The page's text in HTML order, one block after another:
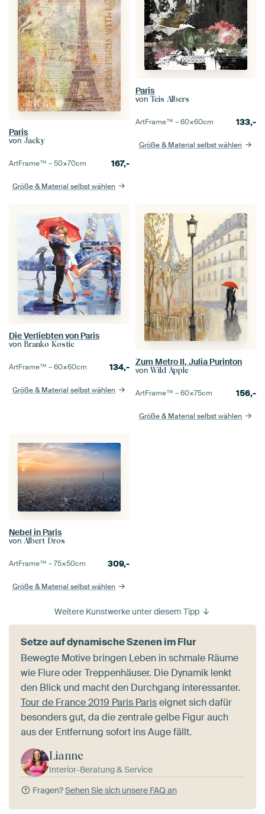
Paris
von Jacky
ArtFrame™ –50×70cm 167,-
Größe & Material selbst wählen
Paris
von Teis Albers
ArtFrame™ –60×60cm 133,-
Größe & Material selbst wählen
Die Verliebten von Paris
von Branko Kostic
ArtFrame™ –60×60cm 134,-
Größe & Material selbst wählen
Zum Metro II, Julia Purinton
von Wild Apple
ArtFrame™ –60×75cm 156,-
Größe & Material selbst wählen
Nebel in Paris
von Albert Dros
ArtFrame™ –75×50cm 309,-
Größe & Material selbst wählen
Weitere Kunstwerke unter diesem Tipp
Setze auf dynamische Szenen im Flur
Bewegte Motive bringen Leben in schmale Räume
wie Flure oder Treppenhäuser. Die Dynamik lenkt
den Blick und macht den Durchgang interessanter.
Tour de France 2019 Paris Pariseignet sich dafür
besonders gut, da die zentrale gelbe Figur auch
aus der Entfernung sofort ins Auge fällt.
Lianne
Interior-Beratung & Service
Fragen?Sehen Sie sich unsere FAQ an